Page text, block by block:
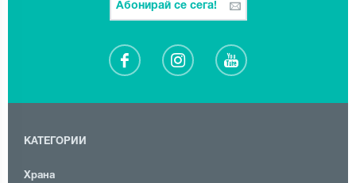
Абонирай се сега!
КАТЕГОРИИ
Храна